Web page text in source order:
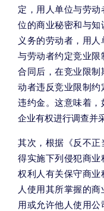
定，用人单位与劳
位的商业秘密和与
义务的劳动者，用
与劳动者约定竞业
合同后，在竞业限
动者违反竞业限制
违约金。这意味着，
企业有权进行调查并
其次，根据《反不
得实施下列侵犯商
权利人有关保守商
人使用其所掌握的
用或允许他人使用